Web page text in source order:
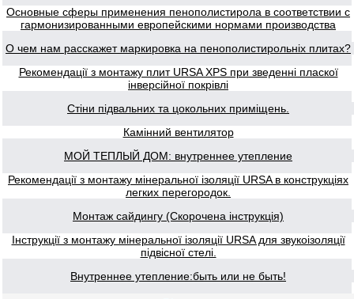
Основные сферы применения пенополистирола в соответствии с
гармонизированными европейскими нормами производства
О чем нам расскажет маркировка на пенополистирольніх плитах?
Рекомендації з монтажу плит URSA XPS при зведенні пласкої
інверсійної покрівлі
Стіни підвальних та цокольних приміщень.
Камінний вентилятор
МОЙ ТЕПЛЫЙ ДОМ: внутреннее утепление
Рекомендації з монтажу мінеральної ізоляції URSA в конструкціях
легких перегородок.
Монтаж сайдингу (Скорочена інструкція)
Інструкції з монтажу мінеральної ізоляції URSA для звукоізоляції
підвісної стелі.
Внутреннее утепление:быть или не быть!